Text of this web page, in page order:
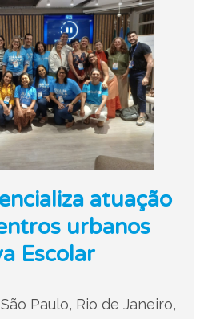
atuação
urbanos
Escolar
Paulo, Rio de Janeiro,